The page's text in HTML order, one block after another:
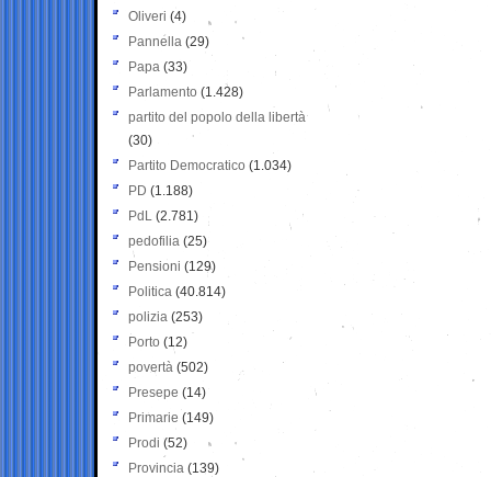
Oliveri (4)
Pannella (29)
Papa (33)
Parlamento (1.428)
partito del popolo della libertà
(30)
Partito Democratico (1.034)
PD (1.188)
PdL (2.781)
pedofilia (25)
Pensioni (129)
Politica (40.814)
polizia (253)
Porto (12)
povertà (502)
Presepe (14)
Primarie (149)
Prodi (52)
Provincia (139)